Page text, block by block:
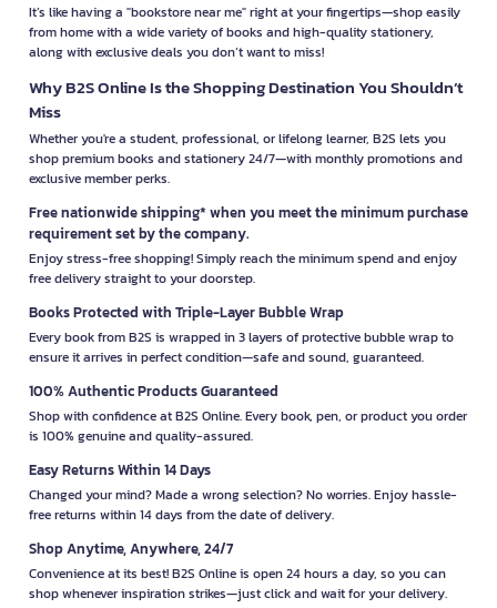
It’s like having a "bookstore near me" right at your fingertips—shop easily
from home with a wide variety of books and high-quality stationery,
along with exclusive deals you don’t want to miss!
Why B2S Online Is the Shopping Destination You Shouldn’t
Miss
Whether you're a student, professional, or lifelong learner, B2S lets you
shop premium books and stationery 24/7—with monthly promotions and
exclusive member perks.
Free nationwide shipping* when you meet the minimum purchase
requirement set by the company.
Enjoy stress-free shopping! Simply reach the minimum spend and enjoy
free delivery straight to your doorstep.
Books Protected with Triple-Layer Bubble Wrap
Every book from B2S is wrapped in 3 layers of protective bubble wrap to
ensure it arrives in perfect condition—safe and sound, guaranteed.
100% Authentic Products Guaranteed
Shop with confidence at B2S Online. Every book, pen, or product you order
is 100% genuine and quality-assured.
Easy Returns Within 14 Days
Changed your mind? Made a wrong selection? No worries. Enjoy hassle-
free returns within 14 days from the date of delivery.
Shop Anytime, Anywhere, 24/7
Convenience at its best! B2S Online is open 24 hours a day, so you can
shop whenever inspiration strikes—just click and wait for your delivery.